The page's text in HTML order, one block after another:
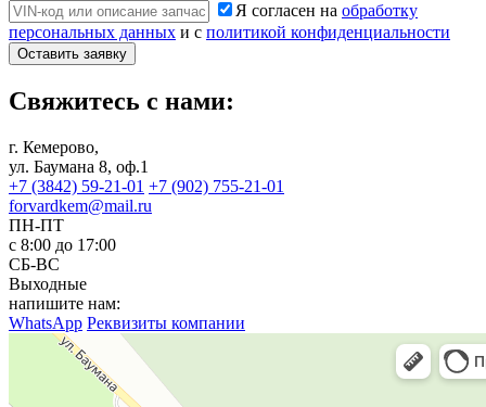
Я согласен на обработку
персональных данных и с политикой конфиденциальности
Оставить заявку
Свяжитесь с нами:
г. Кемерово,
ул. Баумана 8, оф.1
+7 (3842) 59-21-01 +7 (902) 755-21-01
forvardkem@mail.ru
ПН-ПТ
с 8:00 до 17:00
СБ-ВС
Выходные
напишите нам:
WhatsApp Реквизиты компании